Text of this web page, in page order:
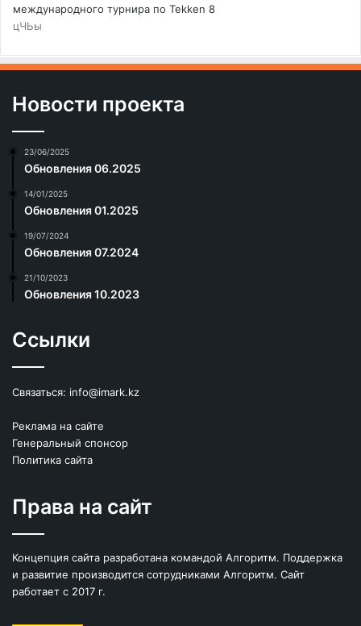
международного турнира по Tekken 8
цЧЬы
Новости проекта
23/06/2025
Обновления 06.2025
14/01/2025
Обновления 01.2025
19/07/2024
Обновления 07.2024
21/10/2023
Обновления 10.2023
Ссылки
Связаться: info@imark.kz
Реклама на сайте
Генеральный спонсор
Политика сайта
Права на сайт
Концепция сайта разработана командой Алгоритм. Поддержка
и развитие производится сотрудниками Алгоритм. Сайт
работает с 2017 г.